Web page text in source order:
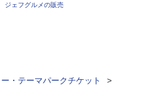
ジェフグルメの販売
・テーマパークチケット
>